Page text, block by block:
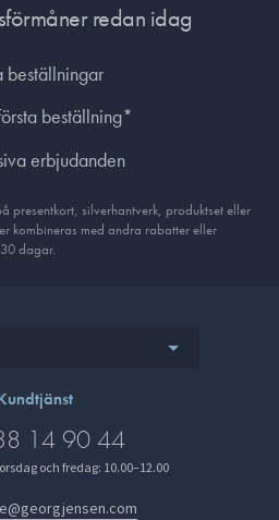
redan idag
beställningar
beställning*
erbjudanden
presentkort, silverhantverk, produkt­set eller
kombineras med andra rabatter eller
dagar.
14 90 44
och fredag: 10.00–12.00